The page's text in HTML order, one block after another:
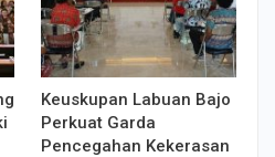
Keuskupan Labuan Bajo
Perkuat Garda
Pencegahan Kekerasan